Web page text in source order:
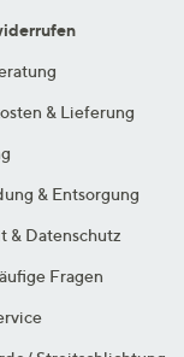
& Lieferung
& Entsorgung
& Datenschutz
Fragen